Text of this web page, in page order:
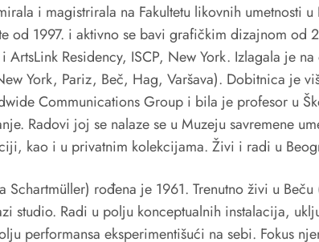
i magistrirala na Fakultetu likovnih umetnosti
od 1997. i aktivno se bavi grafičkim dizajnom od
ArtsLink Residency, ISCP, New York. Izlagala je
York, Pariz, Beč, Hag, Varšava). Dobitnica je
Communications Group i bila je profesor u
Radovi joj se nalaze se u Muzeju savremene
kao i u privatnim kolekcijama. Živi i radi u
Schartmüller) rođena je 1961. Trenutno živi u
studio. Radi u polju konceptualnih instalacija,
performansa eksperimentišući na sebi. Fokus